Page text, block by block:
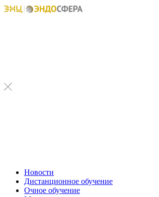
Новости
Дистанционное обучение
Очное обучение